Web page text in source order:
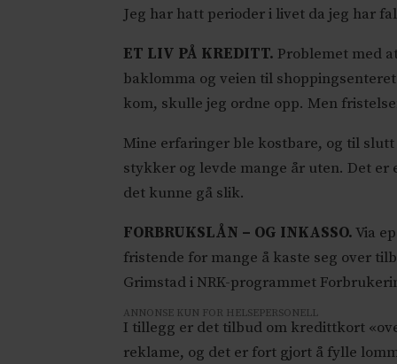
Jeg har hatt perioder i livet da jeg har
ET LIV PÅ KREDITT. Problemet med
baklomma og veien til
kom, skulle jeg ordne opp. Men
Mine erfaringer ble kostbare, og til
stykker og levde mange år uten. Det
det kunne gå slik.
FORBRUKSLÅN – OG INKASSO.Via
fristende for mange å kaste seg over
Grimstad i NRK-programmet
ANNONSE KUN FOR HELSEPERSONELL
I tillegg er det tilbud om kredittkort
reklame, og det er fort gjort å fylle